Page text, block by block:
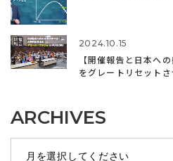
2024.10.15
【開催報告と日本へ
をグレートリセット
ARCHIVES